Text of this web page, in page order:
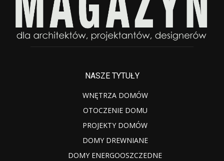
NASZE TYTUŁY
WNĘTRZA DOMÓW
OTOCZENIE DOMU
PROJEKTY DOMÓW
DOMY DREWNIANE
DOMY ENERGOOSZCZEDNE